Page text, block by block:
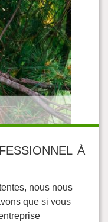
À
nous nous
que si vous